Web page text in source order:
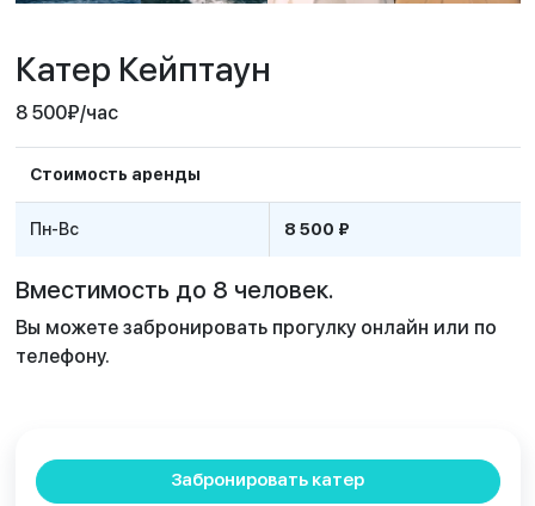
Катер Кейптаун
8 500₽/час
Стоимость аренды
Пн-Вс 8 500 ₽
Вместимость до 8 человек.
Вы можете забронировать прогулку онлайн или по
телефону.
Забронировать катер